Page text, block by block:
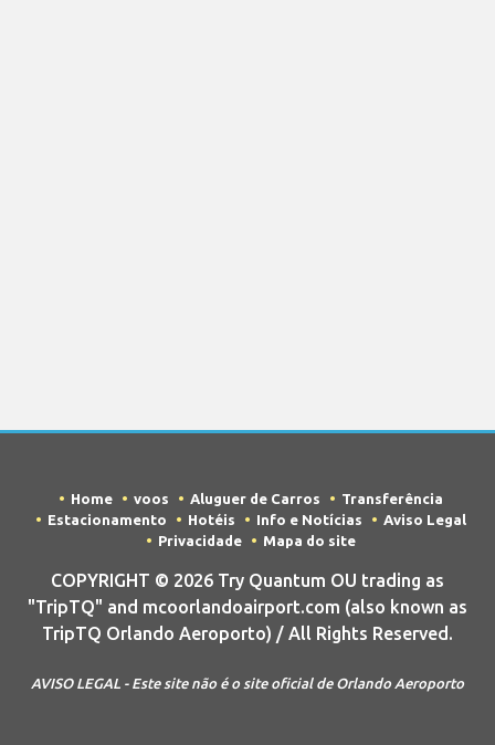
Home voos Aluguer de Carros
Transferência
Estacionamento
Hotéis Info e Notícias
Aviso Legal
Privacidade
Mapa do site
COPYRIGHT © 2026 Try Quantum OU trading as
"TripTQ" and mcoorlandoairport.com (also known as
TripTQ Orlando Aeroporto) / All Rights Reserved.
AVISO LEGAL - Este site não é o site oficial de Orlando Aeroporto